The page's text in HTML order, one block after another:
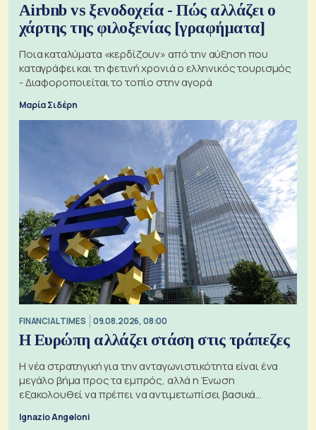
Airbnb vs ξενοδοχεία - Πώς αλλάζει ο
χάρτης της φιλοξενίας [γραφήματα]
Ποια καταλύματα «κερδίζουν» από την αύξηση που
καταγράφει και τη φετινή χρονιά ο ελληνικός τουρισμός
- Διαφοροποιείται το τοπίο στην αγορά
Μαρία Σιδέρη
FINANCIAL TIMES 09.08.2026, 08:00
Η Ευρώπη αλλάζει στάση στις τράπεζες
Η νέα στρατηγική για την ανταγωνιστικότητα είναι ένα
μεγάλο βήμα προς τα εμπρός, αλλά η Ένωση
εξακολουθεί να πρέπει να αντιμετωπίσει βασικά
Ignazio Angeloni